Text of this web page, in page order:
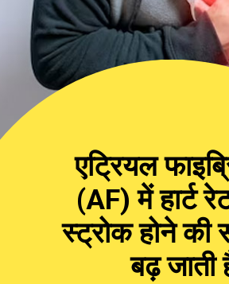
एट्रियल
(AF) में हार्ट
स्ट्रोक होने की
बढ़ जाती